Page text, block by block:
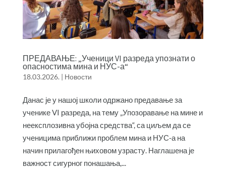
ПРЕДАВАЊЕ: „Ученици VI разреда упознати о
опасностима мина и НУС-а“
18.03.2026. | Новости
Данас је у нашој школи одржано предавање за
ученике VI разреда, на тему „Упозоравање на мине и
неексплозивна убојна средства“, са циљем да се
ученицима приближи проблем мина и НУС-а на
начин прилагођен њиховом узрасту. Наглашена је
важност сигурног понашања,...